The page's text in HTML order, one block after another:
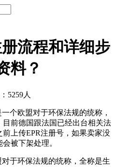
流程和详细步
料？
5259人
个欧盟对于环保法规的统称，
前德国跟法国已经出台相关法
上传EPR注册号，如果卖家没
被下架处理。
于环保法规的统称，全称是生